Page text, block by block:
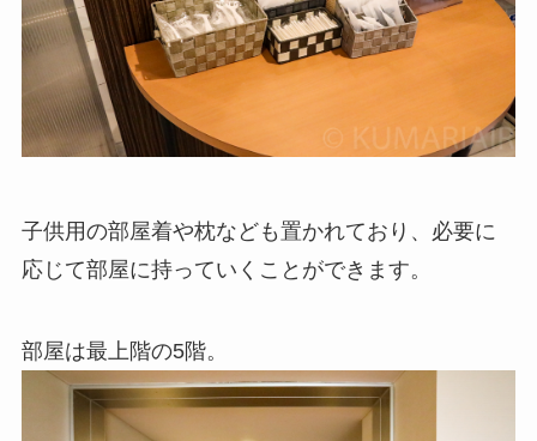
子供用の部屋着や枕なども置かれており、必要に
応じて部屋に持っていくことができます。
部屋は最上階の5階。